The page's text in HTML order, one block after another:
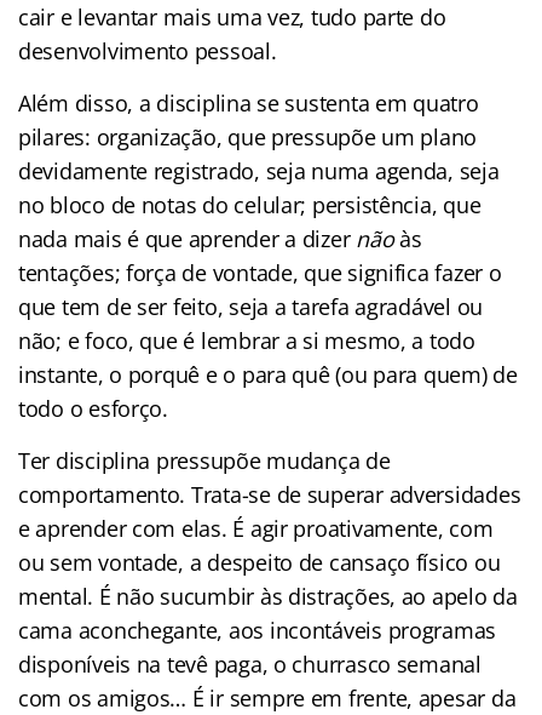
cair e levantar mais uma vez, tudo parte do
desenvolvimento pessoal.
Além disso, a disciplina se sustenta em quatro
pilares: organização, que pressupõe um plano
devidamente registrado, seja numa agenda, seja
no bloco de notas do celular; persistência, que
nada mais é que aprender a dizer nãoàs
tentações; força de vontade, que significa fazer o
que tem de ser feito, seja a tarefa agradável ou
não; e foco, que é lembrar a si mesmo, a todo
instante, o porquê e o para quê (ou para quem) de
todo o esforço.
Ter disciplina pressupõe mudança de
comportamento. Trata-se de superar adversidades
e aprender com elas. É agir proativamente, com
ou sem vontade, a despeito de cansaço físico ou
mental. É não sucumbir às distrações, ao apelo da
cama aconchegante, aos incontáveis programas
disponíveis na tevê paga, o churrasco semanal
com os amigos… É ir sempre em frente, apesar da